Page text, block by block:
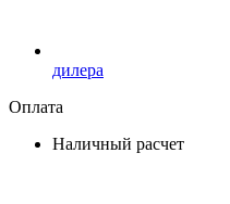
дилера
Оплата
Наличный расчет